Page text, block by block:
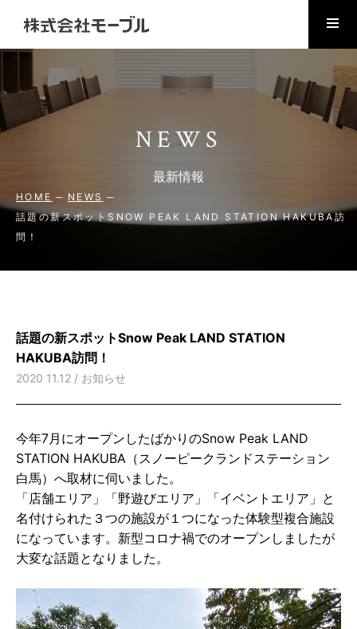
NEWS
最新情報
HOME
NEWS
話題の新スポットSNOW PEAK LAND STATION HAKUBA訪
問！
話題の新スポットSnow Peak LAND STATION
HAKUBA訪問！
2020 11.12 / お知らせ
今年7⽉にオープンしたばかりのSnow Peak LAND
STATION HAKUBA（スノーピークランドステーション
⽩⾺）へ取材に伺いました。
「店舗エリア」「野遊びエリア」「イベントエリア」と
名付けられた３つの施設が１つになった体験型複合施設
になっています。新型コロナ禍でのオープンしましたが
⼤変な話題となりました。